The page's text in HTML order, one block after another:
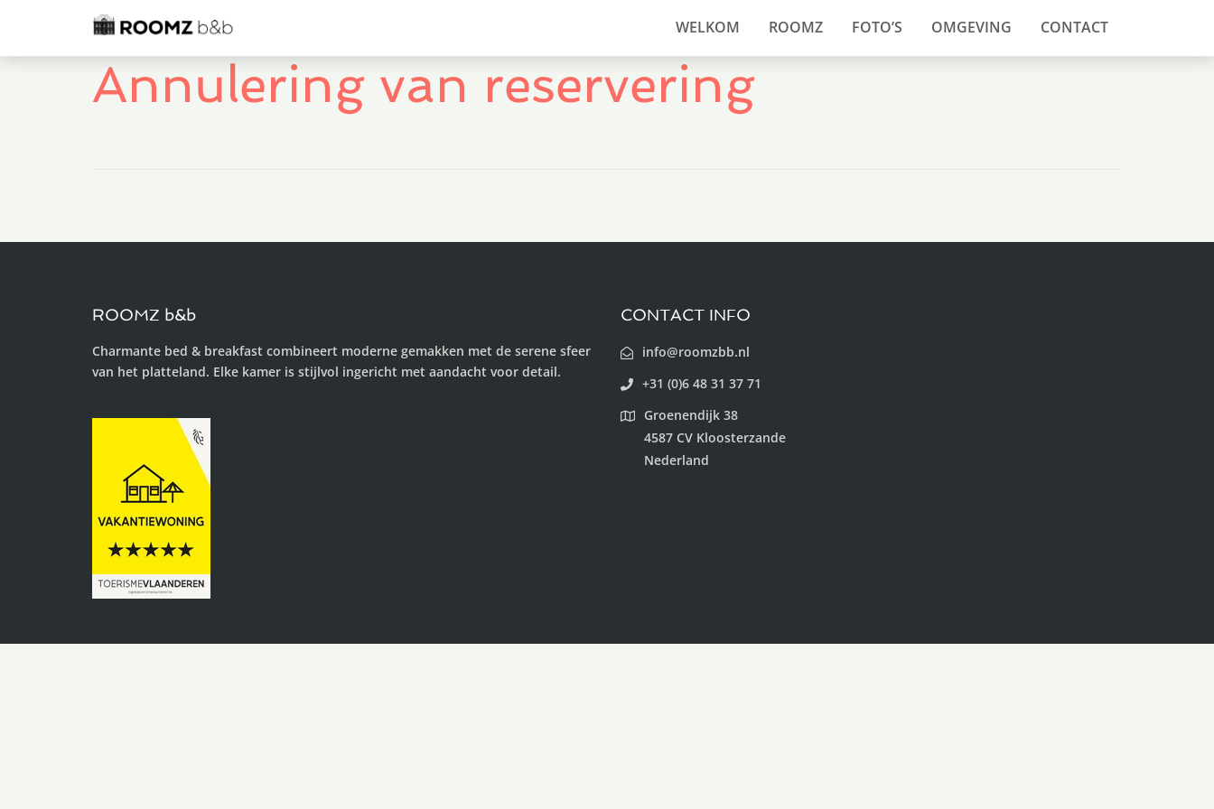
WELKOM ROOMZ FOTO’S OMGEVING CONTACT
Annulering van reservering
ROOMZ b&b
Charmante bed & breakfast combineert moderne gemakken met de serene sfeer
van het platteland. Elke kamer is stijlvol ingericht met aandacht voor detail.
CONTACT INFO
info@roomzbb.nl
+31 (0)6 48 31 37 71
Groenendijk 38
4587 CV Kloosterzande
Nederland